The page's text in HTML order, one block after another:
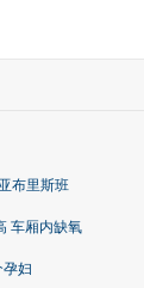
布里斯班
车厢内缺氧
妇